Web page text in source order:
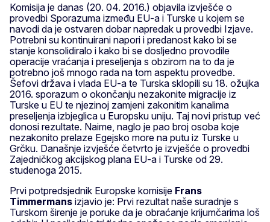
Komisija je danas (20. 04. 2016.) objavila izvješće o
provedbi Sporazuma između EU-a i Turske u kojem se
navodi da je ostvaren dobar napredak u provedbi Izjave.
Potrebni su kontinuirani napori i predanost kako bi se
stanje konsolidiralo i kako bi se dosljedno provodile
operacije vraćanja i preseljenja s obzirom na to da je
potrebno još mnogo rada na tom aspektu provedbe.
Šefovi država i vlada EU-a te Turska sklopili su 18. ožujka
2016. sporazum o okončanju nezakonite migracije iz
Turske u EU te njezinoj zamjeni zakonitim kanalima
preseljenja izbjeglica u Europsku uniju. Taj novi pristup već
donosi rezultate. Naime, naglo je pao broj osoba koje
nezakonito prelaze Egejsko more na putu iz Turske u
Grčku. Današnje izvješće četvrto je izvješće o provedbi
Zajedničkog akcijskog plana EU-a i Turske od 29.
studenoga 2015.
Prvi potpredsjednik Europske komisije Frans
Timmermans izjavio je: Prvi rezultat naše suradnje s
Turskom širenje je poruke da je obraćanje krijumčarima loš